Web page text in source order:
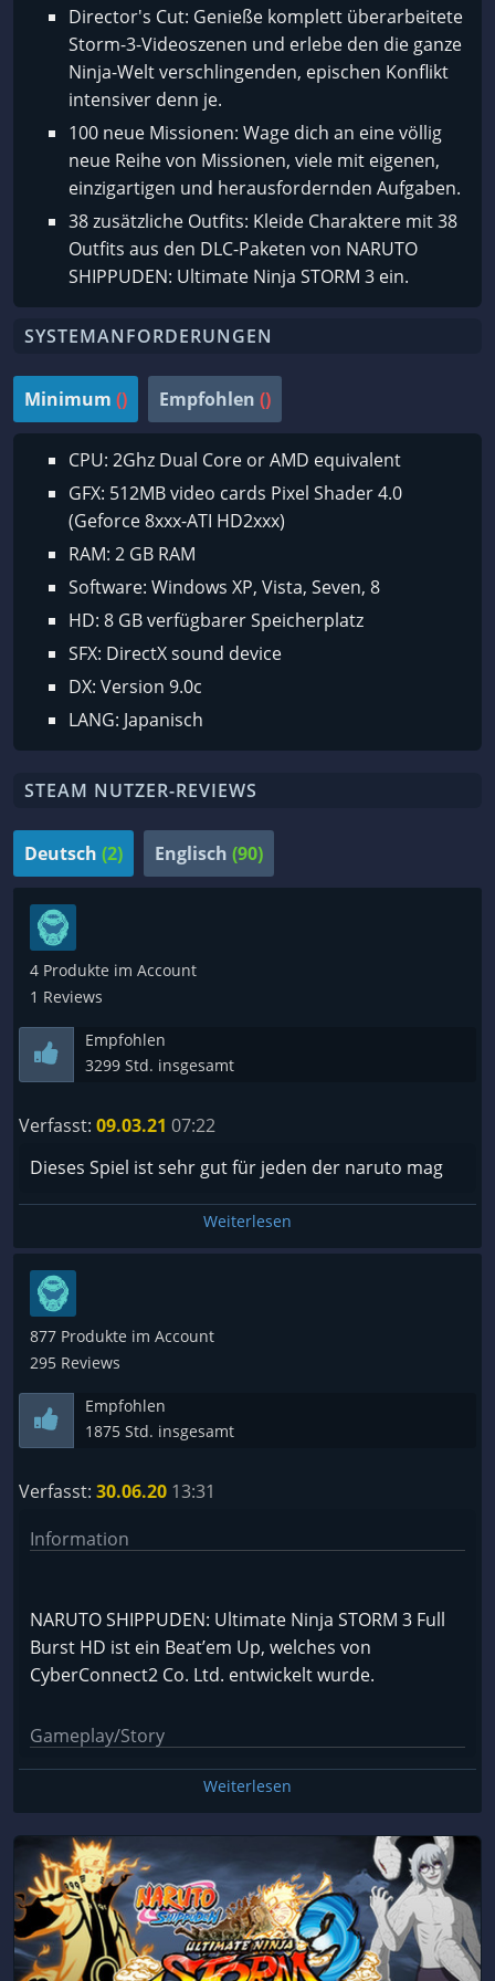
Director's Cut: Genieße komplett überarbeitete
Storm-3-Videoszenen und erlebe den die ganze
Ninja-Welt verschlingenden, epischen Konflikt
intensiver denn je.
100 neue Missionen: Wage dich an eine völlig
neue Reihe von Missionen, viele mit eigenen,
einzigartigen und herausfordernden Aufgaben.
38 zusätzliche Outfits: Kleide Charaktere mit 38
Outfits aus den DLC-Paketen von NARUTO
SHIPPUDEN: Ultimate Ninja STORM 3 ein.
SYSTEMANFORDERUNGEN
Minimum () Empfohlen ()
CPU: 2Ghz Dual Core or AMD equivalent
GFX: 512MB video cards Pixel Shader 4.0
(Geforce 8xxx-ATI HD2xxx)
RAM: 2 GB RAM
Software: Windows XP, Vista, Seven, 8
HD: 8 GB verfügbarer Speicherplatz
SFX: DirectX sound device
DX: Version 9.0c
LANG: Japanisch
STEAM NUTZER-REVIEWS
Deutsch (2) Englisch (90)
4 Produkte im Account
1 Reviews
Empfohlen
3299 Std. insgesamt
Verfasst: 09.03.21 07:22
Dieses Spiel ist sehr gut für jeden der naruto mag
Weiterlesen
877 Produkte im Account
295 Reviews
Empfohlen
1875 Std. insgesamt
Verfasst: 30.06.20 13:31
Information
NARUTO SHIPPUDEN: Ultimate Ninja STORM 3 Full
Burst HD ist ein Beat’em Up, welches von
CyberConnect2 Co. Ltd. entwickelt wurde.
Gameplay/Story
Eine Rückblende auf Teil Zwei erleichtert den
Einstieg in die neuen Abenteuer. Und die
Geschehnisse sind wahrlich nicht von schlechten
Eltern. Wobei man der Ordnung halber erwähnen
sollte, dass der inhaltliche Rückblick sogar noch ein
wenig vor dem eigentlichen Ende des zweiten Teils
Weiterlesen